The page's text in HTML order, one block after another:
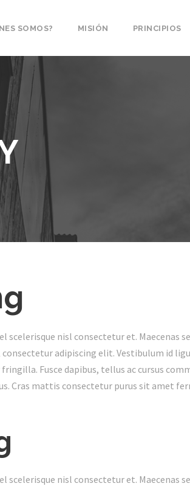
SOMOS? MISIÓN PRINCIPIOS
scelerisque nisl consectetur et. Maecenas
adipiscing elit. Vestibulum id
Fusce dapibus, tellus ac cursus
Cras mattis consectetur purus sit amet
scelerisque nisl consectetur et. Maecenas